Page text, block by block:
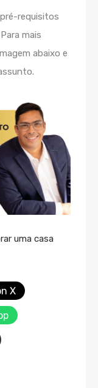
pré-requisitos
mais
abaixo e
uma casa
X